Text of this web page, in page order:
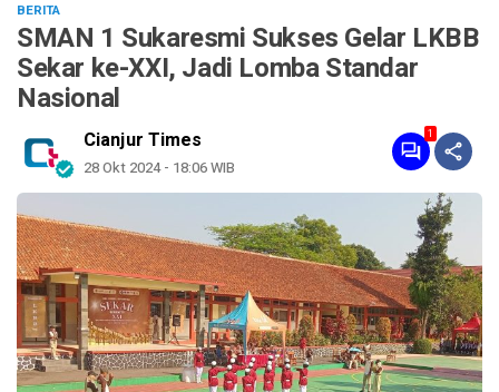
BERITA
SMAN 1 Sukaresmi Sukses Gelar LKBB
Sekar ke-XXI, Jadi Lomba Standar
Nasional
Cianjur Times
28 Okt 2024 - 18:06 WIB
1